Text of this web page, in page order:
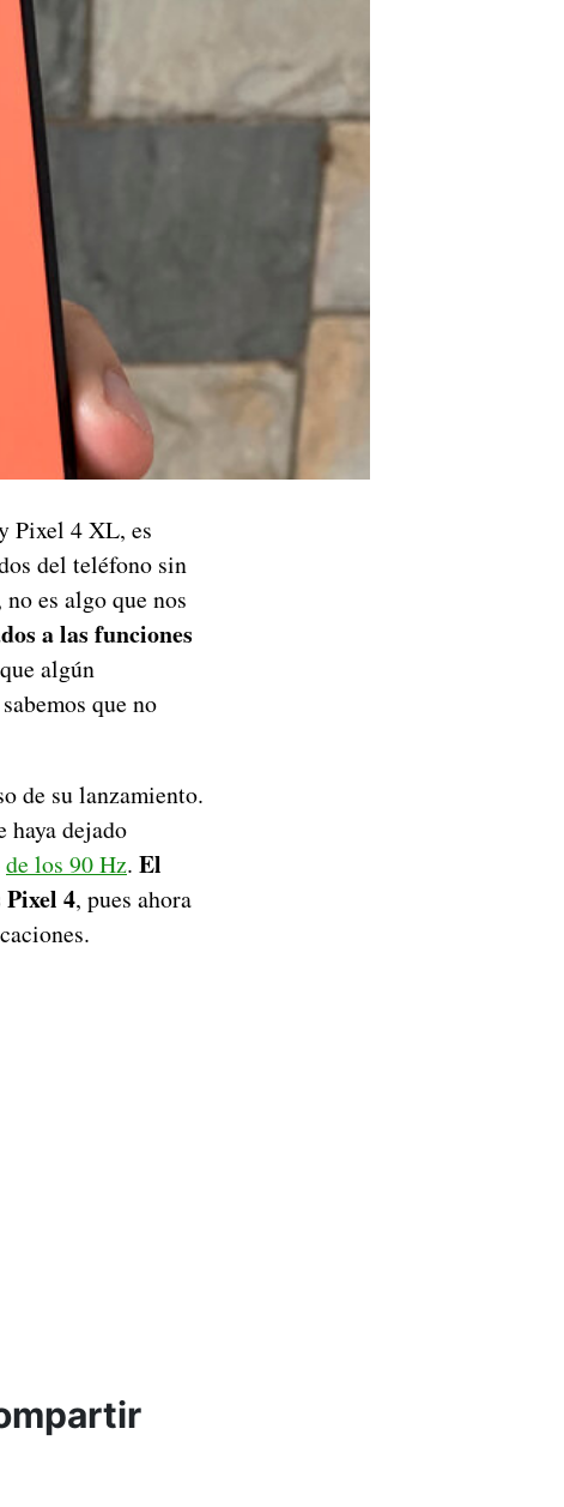
Pixel 4 XL, es
del teléfono sin
es algo que nos
a las funciones
algún
que no
de su lanzamiento.
haya dejado
de los 90 Hz. El
Pixel 4, pues ahora